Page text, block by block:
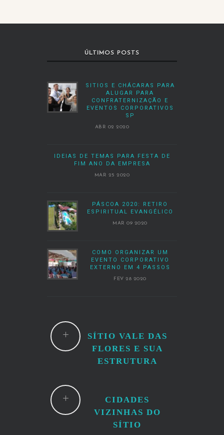
ÚLTIMOS POSTS
SITIOS E CHÁCARAS PARA
ALUGAR PARA
CONFRATERNIZAÇÃO E
EVENTOS CORPORATIVOS
SP
ABR 02 2020
IDEIAS DE TEMAS PARA FESTA DE
FIM ANO DA EMPRESA
MAR 25 2020
PÁSCOA 2020: RETIRO
ESPIRITUAL EVANGÉLICO
MAR 09 2020
COMO ORGANIZAR UM
EVENTO CORPORATIVO
EXTERNO EM 4 PASSOS
FEV 28 2020
SÍTIO VALE DAS
FLORES E SUA
ESTRUTURA
CIDADES
VIZINHAS DO
SÍTIO